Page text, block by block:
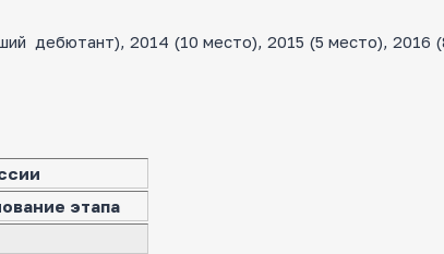
дебютант), 2014 (10 место), 2015 (5 место), 2016
этапа